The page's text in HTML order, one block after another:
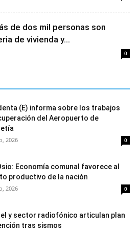
de dos mil personas son
de vivienda y...
0
(E) informa sobre los trabajos
del Aeropuerto de
2026 0
Economía comunal favorece al
productivo de la nación
2026 0
y sector radiofónico articulan plan
tras sismos